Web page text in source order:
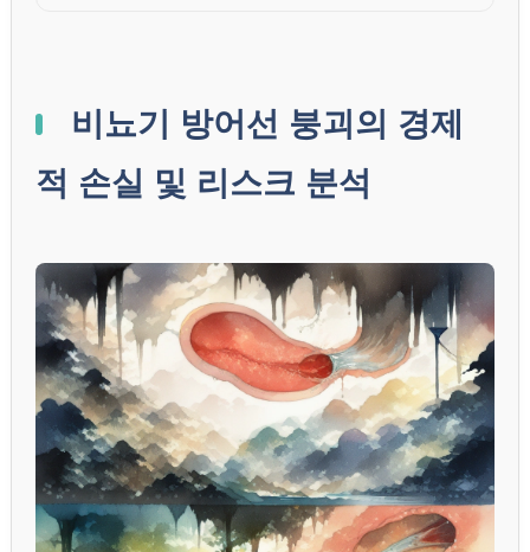
비뇨기 방어선 붕괴의 경제
적 손실 및 리스크 분석